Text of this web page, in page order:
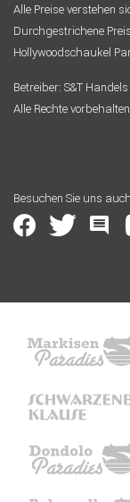
Alle Preise verstehen
Durchgestrichene
Hollywoodschaukel
Betreiber: S&T
Alle Rechte
Besuchen Sie uns